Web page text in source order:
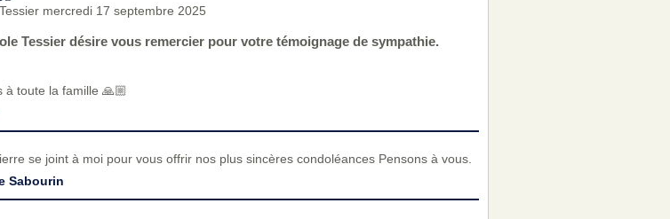
mercredi 17 septembre 2025
Tessier désire vous remercier pour votre témoignage de sympathie.
à toute la famille 🙏🏼
se joint à moi pour vous offrir nos plus sincères condoléances Pensons à vous.
Sabourin